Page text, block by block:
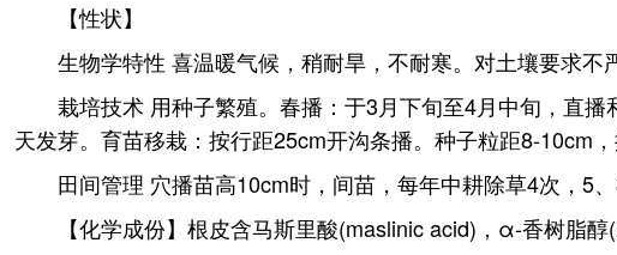
【性状】
生物学特性 喜温暖气候，稍耐旱，不耐寒。对土壤要求不
栽培技术 用种子繁殖。春播：于3月下旬至4月中旬，直
天发芽。育苗移栽：按行距25cm开沟条播。种子粒距8-10cm
田间管理 穴播苗高10cm时，间苗，每年中耕除草4次，5
【化学成份】根皮含马斯里酸(maslinic acid)，α-香树脂